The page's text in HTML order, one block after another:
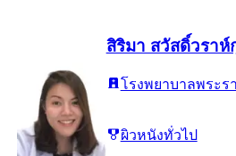
สิริมา สวัสดิ์วราห์
โรงพยาบาลพระร
ผิวหนังทั่วไป